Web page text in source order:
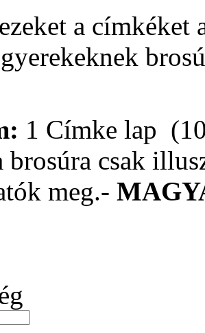
a
1 Címke lap
brosúra csak
meg.-